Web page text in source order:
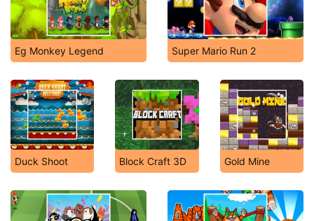
Eg Monkey Legend Super Mario Run 2
Duck Shoot Block Craft 3D Gold Mine